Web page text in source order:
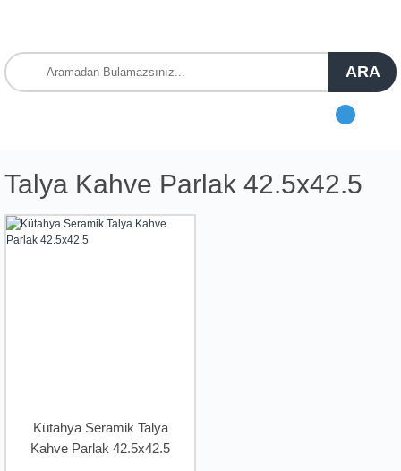
ARA
Talya Kahve Parlak 42.5x42.5
Kütahya Seramik Talya
Kahve Parlak 42.5x42.5